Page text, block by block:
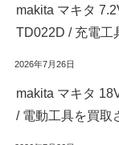
makita マキタ
TD022D / 充電工
2026年7月26日
makita マキタ
/ 電動工具を買取